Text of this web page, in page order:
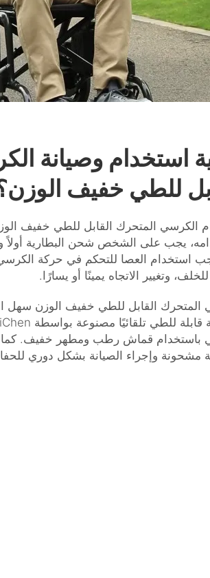
استخدام وصيانة
للطي خفيف
الكرسي المتحرك القابل للطي خفيف
يجب على الشخص شحن البطارية أولاً
استخدام العصا للتحكم في حركة
للخلف، وتغيير الاتجاه يمينًا أو يسارًا.
المتحرك القابل للطي خفيف الوزن سهل
قابلة للطي تلقائيًا
باستخدام قماش رطب ومطهر خفيف. كما
مشحونة وإجراء الصيانة بشكل دوري